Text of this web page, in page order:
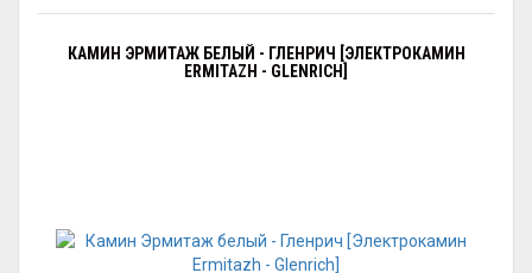
КАМИН ЭРМИТАЖ БЕЛЫЙ - ГЛЕНРИЧ [ЭЛЕКТРОКАМИН
ERMITAZH - GLENRICH]